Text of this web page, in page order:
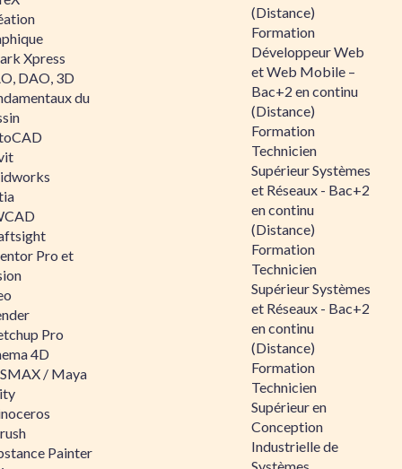
Xpress
DAO, 3D
du
Pro et
Pro
4D
/ Maya
Painter
(Distance)
Formation
Développeur Web
et Web Mobile –
Bac+2 en continu
(Distance)
Formation
Technicien
Supérieur Systèmes
et Réseaux - Bac+2
en continu
(Distance)
Formation
Technicien
Supérieur Systèmes
et Réseaux - Bac+2
en continu
(Distance)
Formation
Technicien
Supérieur en
Conception
Industrielle de